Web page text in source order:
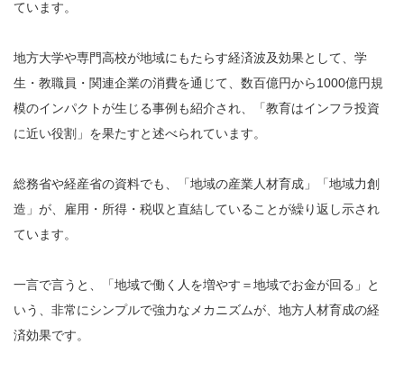
ています。
地方大学や専門高校が地域にもたらす経済波及効果として、学
生・教職員・関連企業の消費を通じて、数百億円から1000億円規
模のインパクトが生じる事例も紹介され、「教育はインフラ投資
に近い役割」を果たすと述べられています。
総務省や経産省の資料でも、「地域の産業人材育成」「地域力創
造」が、雇用・所得・税収と直結していることが繰り返し示され
ています。
一言で言うと、「地域で働く人を増やす＝地域でお金が回る」と
いう、非常にシンプルで強力なメカニズムが、地方人材育成の経
済効果です。